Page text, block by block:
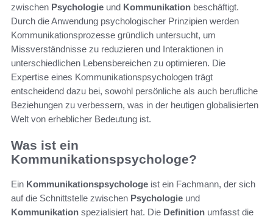
zwischen Psychologie und Kommunikation beschäftigt.
Durch die Anwendung psychologischer Prinzipien werden
Kommunikationsprozesse gründlich untersucht, um
Missverständnisse zu reduzieren und Interaktionen in
unterschiedlichen Lebensbereichen zu optimieren. Die
Expertise eines Kommunikationspsychologen trägt
entscheidend dazu bei, sowohl persönliche als auch berufliche
Beziehungen zu verbessern, was in der heutigen globalisierten
Welt von erheblicher Bedeutung ist.
Was ist ein
Kommunikationspsychologe?
Ein Kommunikationspsychologe ist ein Fachmann, der sich
auf die Schnittstelle zwischen Psychologie und
Kommunikation spezialisiert hat. Die Definition umfasst die